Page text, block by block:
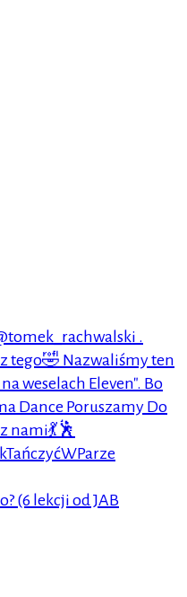
(6 lekcji od JAB